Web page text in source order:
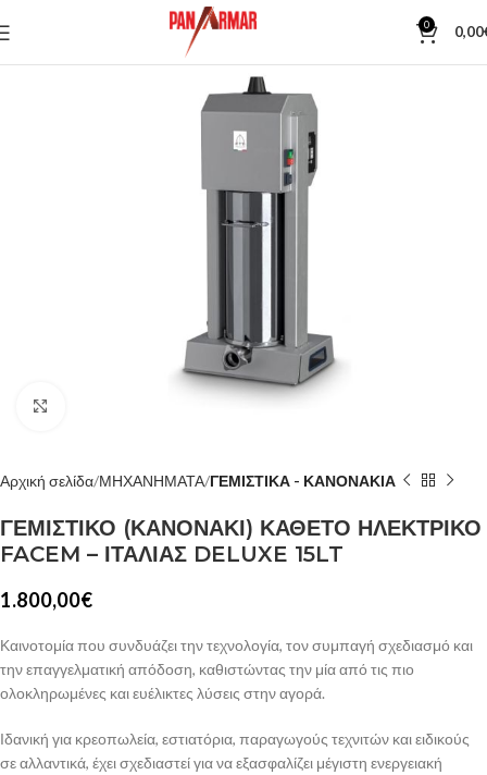
0 0,00
Αρχική σελίδα ΜΗΧΑΝΗΜΑΤΑ ΓΕΜΙΣΤΙΚΑ - ΚΑΝΟΝΑΚΙΑ
ΓΕΜΙΣΤΙΚΟ (ΚΑΝΟΝΑΚΙ) ΚΑΘΕΤΟ ΗΛΕΚΤΡΙΚΟ
FACEM – ΙΤΑΛΙΑΣ DELUXE 15LT
1.800,00€
Καινοτομία που συνδυάζει την τεχνολογία, τον συμπαγή σχεδιασμό και
την επαγγελματική απόδοση, καθιστώντας την μία από τις πιο
ολοκληρωμένες και ευέλικτες λύσεις στην αγορά.
Ιδανική για κρεοπωλεία, εστιατόρια, παραγωγούς τεχνιτών και ειδικούς
σε αλλαντικά, έχει σχεδιαστεί για να εξασφαλίζει μέγιστη ενεργειακή